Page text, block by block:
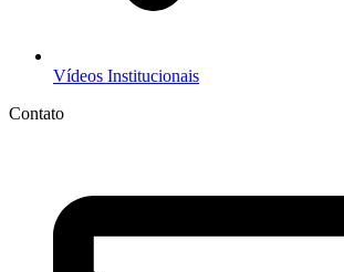
Vídeos Institucionais
Contato